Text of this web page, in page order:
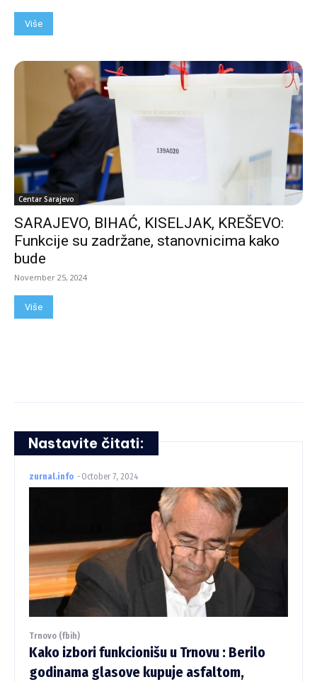
Više
Centar Sarajevo
SARAJEVO, BIHAĆ, KISELJAK, KREŠEVO:
Funkcije su zadržane, stanovnicima kako
bude
November 25, 2024
Više
Nastavite čitati:
zurnal.info - October 7, 2024
Trnovo (fbih)
Kako izbori funkcionišu u Trnovu : Berilo
godinama glasove kupuje asfaltom,